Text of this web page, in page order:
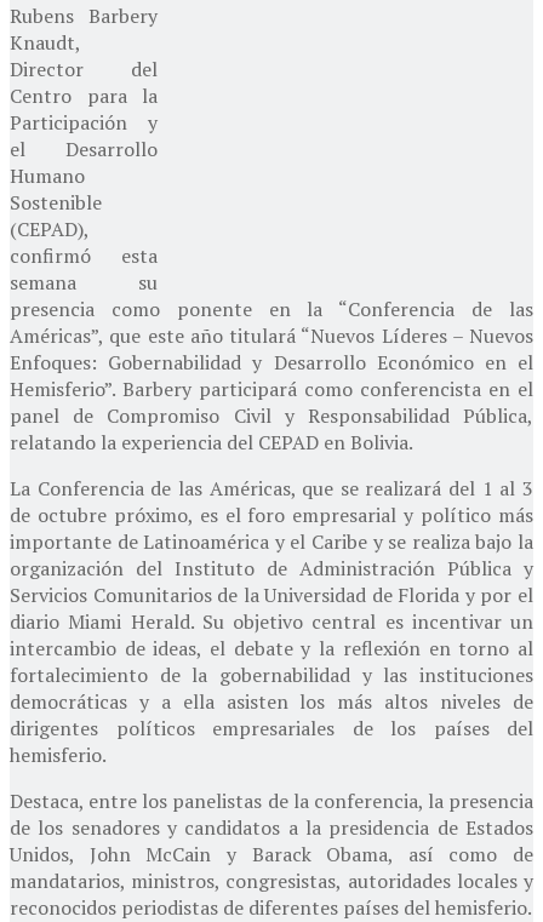
Rubens Barbery
Knaudt,
Director del
Centro para la
Participación y
el Desarrollo
Humano
Sostenible
(CEPAD),
confirmó esta
semana su
presencia como ponente en la “Conferencia de las
Américas”, que este año titulará “Nuevos Líderes – Nuevos
Enfoques: Gobernabilidad y Desarrollo Económico en el
Hemisferio”. Barbery participará como conferencista en el
panel de Compromiso Civil y Responsabilidad Pública,
relatando la experiencia del CEPAD en Bolivia.
La Conferencia de las Américas, que se realizará del 1 al 3
de octubre próximo, es el foro empresarial y político más
importante de Latinoamérica y el Caribe y se realiza bajo la
organización del Instituto de Administración Pública y
Servicios Comunitarios de la Universidad de Florida y por el
diario Miami Herald. Su objetivo central es incentivar un
intercambio de ideas, el debate y la reflexión en torno al
fortalecimiento de la gobernabilidad y las instituciones
democráticas y a ella asisten los más altos niveles de
dirigentes políticos empresariales de los países del
hemisferio.
Destaca, entre los panelistas de la conferencia, la presencia
de los senadores y candidatos a la presidencia de Estados
Unidos, John McCain y Barack Obama, así como de
mandatarios, ministros, congresistas, autoridades locales y
reconocidos periodistas de diferentes países del hemisferio.